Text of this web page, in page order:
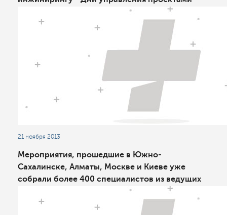
21 ноября 2013
Мероприятия, прошедшие в Южно-
Сахалинске, Алматы, Москве и Киеве уже
собрали более 400 специалистов из ведущих
проектно-ориентированных организаций
России, Казахстана и Украины